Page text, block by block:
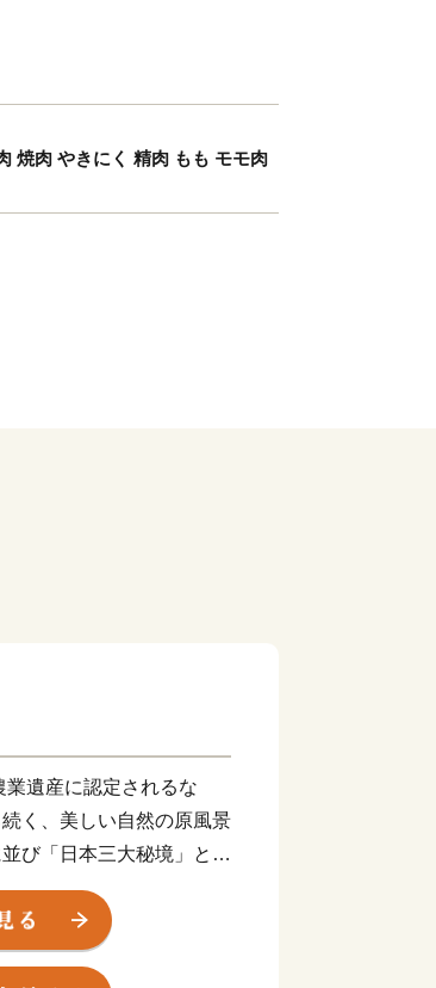
焼肉 やきにく 精肉 もも モモ肉
遺産に認定されるな
く、美しい自然の原風景
び「日本三大秘境」と言
、昔から伝わる「神楽」
しています。